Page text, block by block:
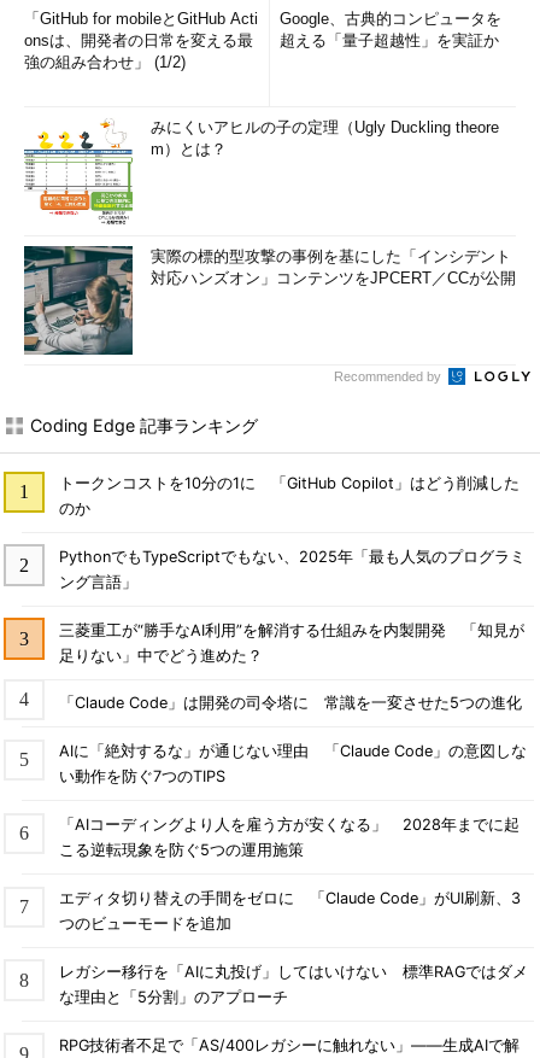
「GitHub for mobileとGitHub Acti
onsは、開発者の日常を変える最
強の組み合わせ」 (1/2)
Google、古典的コンピュータを
超える「量子超越性」を実証か
みにくいアヒルの子の定理（Ugly Duckling theore
m）とは？
実際の標的型攻撃の事例を基にした「インシデント
対応ハンズオン」コンテンツをJPCERT／CCが公開
Recommended by
Coding Edge 記事ランキング
トークンコストを10分の1に 「GitHub Copilot」はどう削減した
のか
PythonでもTypeScriptでもない、2025年「最も人気のプログラミ
ング言語」
三菱重工が“勝手なAI利用”を解消する仕組みを内製開発 「知見が
足りない」中でどう進めた？
「Claude Code」は開発の司令塔に 常識を一変させた5つの進化
AIに「絶対するな」が通じない理由 「Claude Code」の意図しな
い動作を防ぐ7つのTIPS
「AIコーディングより人を雇う方が安くなる」 2028年までに起
こる逆転現象を防ぐ5つの運用施策
エディタ切り替えの手間をゼロに 「Claude Code」がUI刷新、3
つのビューモードを追加
レガシー移行を「AIに丸投げ」してはいけない 標準RAGではダメ
な理由と「5分割」のアプローチ
RPG技術者不足で「AS/400レガシーに触れない」――生成AIで解